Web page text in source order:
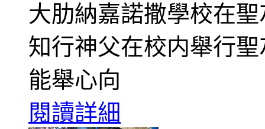
大肋納嘉諾撒學校在
知行神父在校内舉行
能舉心向
閱讀詳細